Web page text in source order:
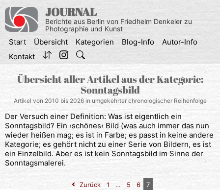
Inhalt
springen
JOURNAL
Berichte aus Berlin von Friedhelm Denkeler zu
Photographie und Kunst
Start Übersicht Kategorien Blog-Info
Autor-Info
Kontakt
Übersicht aller Artikel aus der Kategorie:
Sonntagsbild
Artikel von 2010 bis 2026 in umgekehrter chronologischer Reihenfolge
Der Versuch einer Definition: Was ist eigentlich ein
Sonntagsbild? Ein ›schönes‹ Bild (was auch immer das nun
wieder heißen mag; es ist in Farbe; es passt in keine andere
Kategorie; es gehört nicht zu einer Serie von Bildern, es ist
ein Einzelbild. Aber es ist kein Sonntagsbild im Sinne der
Sonntagsmalerei.
Zurück 1 … 5 6 7